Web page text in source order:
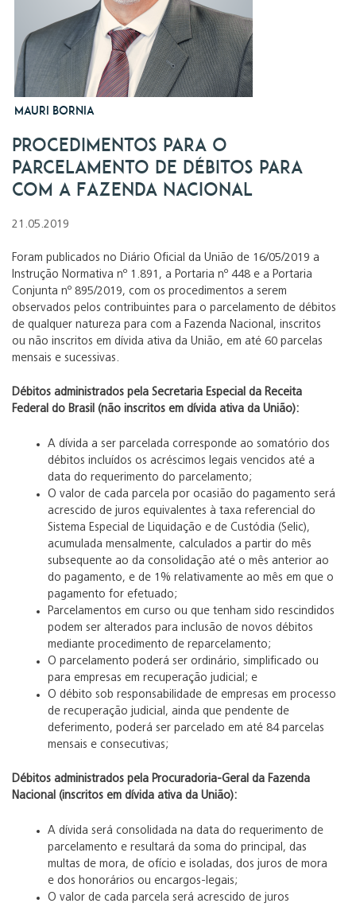
Mauri Bornia
Procedimentos para o
parcelamento de débitos para
com a Fazenda Nacional
21.05.2019
Foram publicados no Diário Oficial da União de 16/05/2019 a
Instrução Normativa nº 1.891, a Portaria nº 448 e a Portaria
Conjunta nº 895/2019, com os procedimentos a serem
observados pelos contribuintes para o parcelamento de débitos
de qualquer natureza para com a Fazenda Nacional, inscritos
ou não inscritos em dívida ativa da União, em até 60 parcelas
mensais e sucessivas.
Débitos administrados pela Secretaria Especial da Receita
Federal do Brasil (não inscritos em dívida ativa da União):
A dívida a ser parcelada corresponde ao somatório dos
débitos incluídos os acréscimos legais vencidos até a
data do requerimento do parcelamento;
O valor de cada parcela por ocasião do pagamento será
acrescido de juros equivalentes à taxa referencial do
Sistema Especial de Liquidação e de Custódia (Selic),
acumulada mensalmente, calculados a partir do mês
subsequente ao da consolidação até o mês anterior ao
do pagamento, e de 1% relativamente ao mês em que o
pagamento for efetuado;
Parcelamentos em curso ou que tenham sido rescindidos
podem ser alterados para inclusão de novos débitos
mediante procedimento de reparcelamento;
O parcelamento poderá ser ordinário, simplificado ou
para empresas em recuperação judicial; e
O débito sob responsabilidade de empresas em processo
de recuperação judicial, ainda que pendente de
deferimento, poderá ser parcelado em até 84 parcelas
mensais e consecutivas;
Débitos administrados pela Procuradoria-Geral da Fazenda
Nacional (inscritos em dívida ativa da União):
A dívida será consolidada na data do requerimento de
parcelamento e resultará da soma do principal, das
multas de mora, de ofício e isoladas, dos juros de mora
e dos honorários ou encargos-legais;
O valor de cada parcela será acrescido de juros